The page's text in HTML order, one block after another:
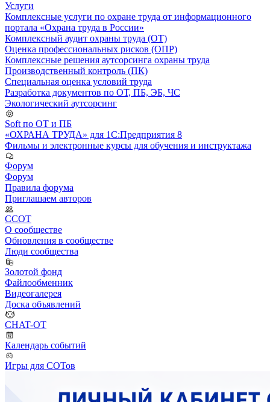
Услуги
Комплексные услуги по охране труда от информационного
портала «Охрана труда в России»
Комплексный аудит охраны труда (ОТ)
Оценка профессиональных рисков (ОПР)
Комплексные решения аутсорсинга охраны труда
Производственный контроль (ПК)
Специальная оценка условий труда
Разработка документов по ОТ, ПБ, ЭБ, ЧС
Экологический аутсорсинг
Soft по ОТ и ПБ
«ОХРАНА ТРУДА» для 1С:Предприятия 8
Фильмы и электронные курсы для обучения и инструктажа
Форум
Форум
Правила форума
Приглашаем авторов
ССОТ
О сообществе
Обновления в сообществе
Люди сообщества
Золотой фонд
Файлообменник
Видеогалерея
Доска объявлений
CHAT-OT
Календарь событий
Игры для СОТов